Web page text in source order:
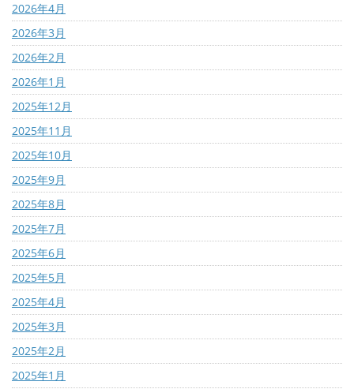
2026年4月
2026年3月
2026年2月
2026年1月
2025年12月
2025年11月
2025年10月
2025年9月
2025年8月
2025年7月
2025年6月
2025年5月
2025年4月
2025年3月
2025年2月
2025年1月